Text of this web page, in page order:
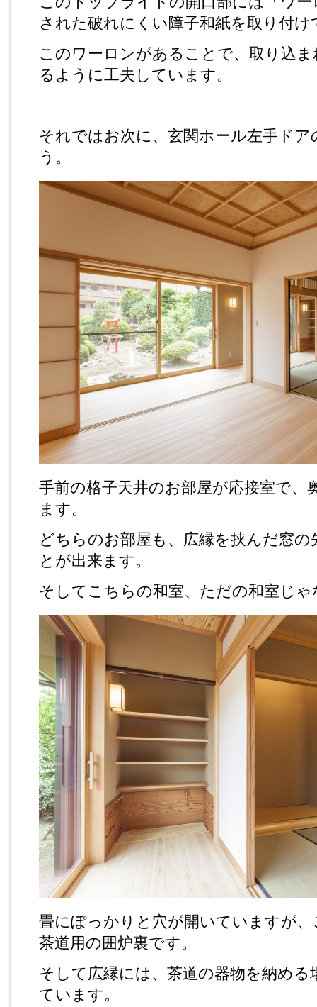
された破れにくい障子和紙を取り付け
このワーロンがあることで、取り込
るように工夫しています。
それではお次に、玄関ホール左手ド
う。
手前の格子天井のお部屋が応接室で、
ます。
どちらのお部屋も、広縁を挟んだ窓
とが出来ます。
そしてこちらの和室、ただの和室じ
畳にぽっかりと穴が開いていますが
茶道用の囲炉裏です。
そして広縁には、茶道の器物を納める
ています。